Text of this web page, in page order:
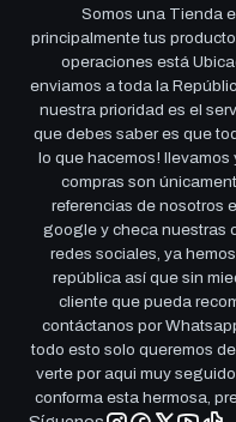
Somos una Tienda
principalmente tus
operaciones está
enviamos a toda la
nuestra prioridad es el
que debes saber es que
lo que hacemos! llevamos
compras son
referencias de nosotros
google y checa nuestras
redes sociales, ya
república así que sin
cliente que pueda
contáctanos por
todo esto solo queremos
verte por aqui muy
conforma esta hermosa,